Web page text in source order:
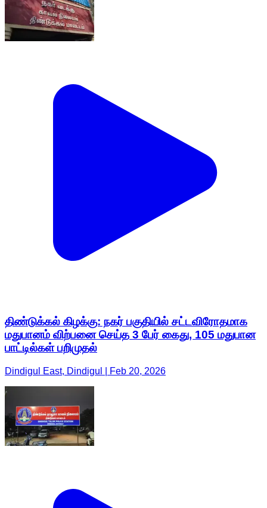
திண்டுக்கல் கிழக்கு: நகர் பகுதியில் சட்டவிரோதமாக
மதுபானம் விற்பனை செய்த 3 பேர் கைது, 105 மதுபான
பாட்டில்கள் பறிமுதல்
Dindigul East, Dindigul | Feb 20, 2026